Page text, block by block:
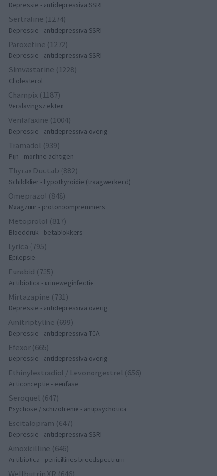
Depressie - antidepressiva SSRI
Sertraline (1274)
Depressie - antidepressiva SSRI
Paroxetine (1272)
Depressie - antidepressiva SSRI
Simvastatine (1228)
Cholesterol
Champix (1187)
Verslavingsziekten
Venlafaxine (1004)
Depressie - antidepressiva overig
Tramadol (939)
Pijn - morfine-achtigen
Thyrax Duotab (882)
Schildklier - hypothyroidie (traagwerkend)
Omeprazol (848)
Maagzuur - protonpompremmers
Metoprolol (817)
Bloeddruk - betablokkers
Lyrica (795)
Epilepsie
Furabid (735)
Antibiotica - urineweginfectie
Mirtazapine (731)
Depressie - antidepressiva overig
Amitriptyline (699)
Depressie - antidepressiva TCA
Efexor (665)
Depressie - antidepressiva overig
Ethinylestradiol / Levonorgestrel (656)
Anticonceptie - eenfase
Seroquel (647)
Psychose / schizofrenie - antipsychotica
Escitalopram (647)
Depressie - antidepressiva SSRI
Amoxicilline (646)
Antibiotica - penicillines breedspectrum
Wellbutrin XR (646)